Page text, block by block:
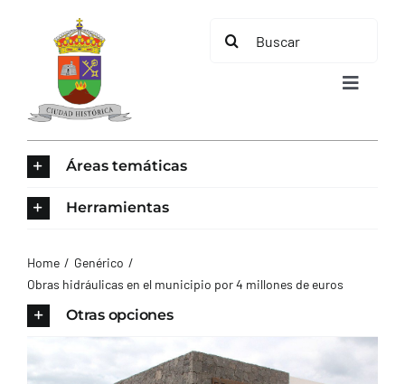
contenido
Buscar:
Toggle
AYUNTAMIENTO
TURISMO
Áreas temáticas
Herramientas
Home
Genérico
Obras hidráulicas en el municipio por 4 millones de euros
Otras opciones